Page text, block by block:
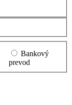
Bankový
prevod